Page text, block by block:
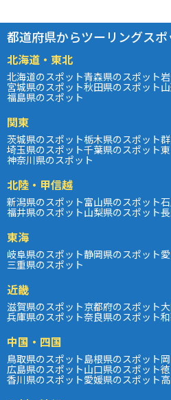
都道府県からツーリングス
北海道・東北
北海道のスポット青森県のスポット
宮城県のスポット秋田県のスポット
福島県のスポット
関東
茨城県のスポット栃木県のスポット
埼玉県のスポット千葉県のスポット
神奈川県のスポット
北陸・甲信越
新潟県のスポット富山県のスポット
福井県のスポット山梨県のスポット
東海
岐阜県のスポット静岡県のスポット
三重県のスポット
近畿
滋賀県のスポット京都府のスポット
兵庫県のスポット奈良県のスポット
中国・四国
鳥取県のスポット島根県のスポット
広島県のスポット山口県のスポット
香川県のスポット愛媛県のスポット